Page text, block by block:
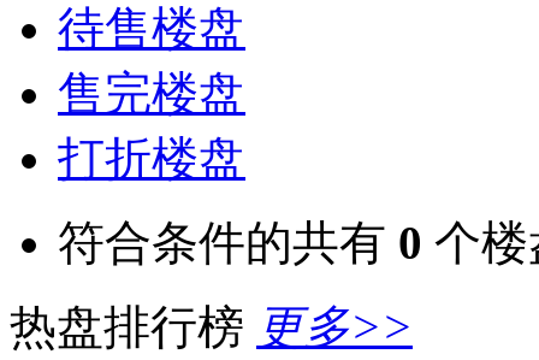
待售楼盘
售完楼盘
打折楼盘
符合条件的共有 0 个楼
热盘排行榜 更多>>